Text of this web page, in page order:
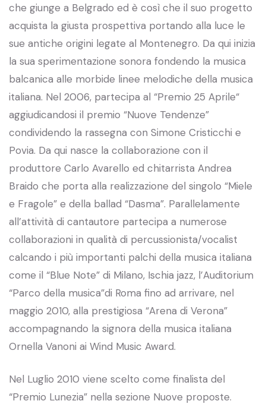
che giunge a Belgrado ed è così che il suo progetto
acquista la giusta prospettiva portando alla luce le
sue antiche origini legate al Montenegro. Da qui inizia
la sua sperimentazione sonora fondendo la musica
balcanica alle morbide linee melodiche della musica
italiana. Nel 2006, partecipa al “Premio 25 Aprile“
aggiudicandosi il premio “Nuove Tendenze”
condividendo la rassegna con Simone Cristicchi e
Povia. Da qui nasce la collaborazione con il
produttore Carlo Avarello ed chitarrista Andrea
Braido che porta alla realizzazione del singolo “Miele
e Fragole” e della ballad “Dasma”. Parallelamente
all’attività di cantautore partecipa a numerose
collaborazioni in qualità di percussionista/vocalist
calcando i più importanti palchi della musica italiana
come il “Blue Note” di Milano, Ischia jazz, l’Auditorium
“Parco della musica”di Roma fino ad arrivare, nel
maggio 2010, alla prestigiosa “Arena di Verona”
accompagnando la signora della musica italiana
Ornella Vanoni ai Wind Music Award.
Nel Luglio 2010 viene scelto come finalista del
“Premio Lunezia” nella sezione Nuove proposte.